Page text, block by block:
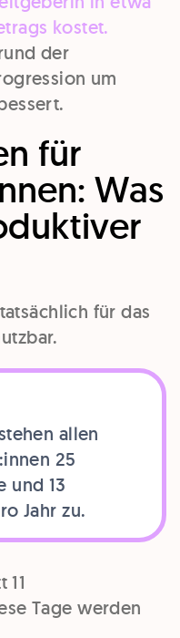
kostet.
der
um
für
Was
für das
allen
25
und 13
Jahr zu.
Tage werden